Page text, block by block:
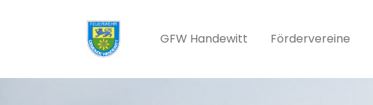
GFW Handewitt
Fördervereine